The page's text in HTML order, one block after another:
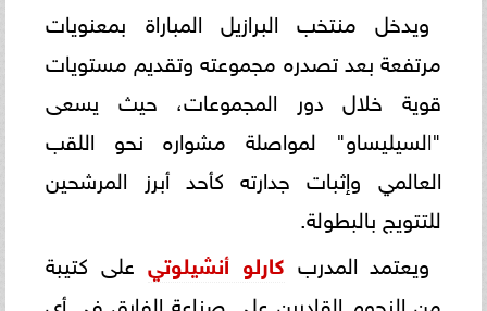
ويدخل منتخب البرازيل المباراة بمعنويات
مرتفعة بعد تصدره مجموعته وتقديم مستويات
قوية خلال دور المجموعات، حيث يسعى
"السيليساو" لمواصلة مشواره نحو اللقب
العالمي وإثبات جدارته كأحد أبرز المرشحين
للتتويج بالبطولة.
ويعتمد المدرب كارلو أنشيلوتي على كتيبة
من النجوم القادرين على صناعة الفارق في أي